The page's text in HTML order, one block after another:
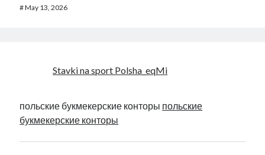
#May 13, 2026
Stavki na sport Polsha_eqMi
польские букмекерские конторы польские
букмекерские конторы